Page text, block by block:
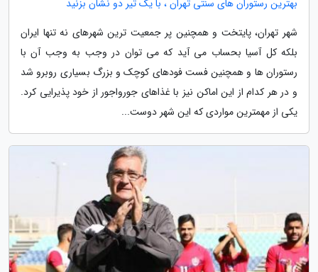
بهترین رستوران های سنتی تهران ، با یک تیر دو نشان بزنید
شهر تهران، پایتخت و همچنین پر جمعیت ترین شهرهای نه تنها ایران
بلکه کل آسیا بحساب می آید که می توان در وجب به وجب آن با
رستوران ها و همچنین فست فودهای کوچک و بزرگ بسیاری روبرو شد
و در هر کدام از این اماکن نیز با غذاهای جورواجور از خود پذیرایی کرد.
یکی از مهمترین مواردی که این شهر دوست...